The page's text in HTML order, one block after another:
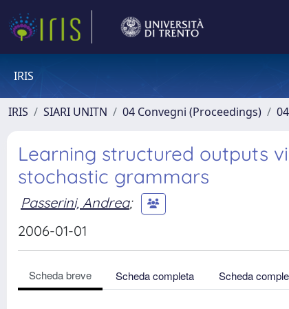
IRIS
IRIS SIARI UNITN 04 Convegni (Proceedings)
Learning structured outputs
stochastic grammars
Passerini, Andrea;
2006-01-01
Scheda breve Scheda completa Scheda